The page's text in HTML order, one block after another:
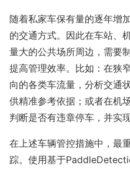
随着私家车保有量的逐年增
的交通方式。因此在车站、
量大的公共场所周边，需要
提高管理效率。比如：在狭
向的各类车流量，分析交通
供精准参考依据；或者在机
判断是否有违章停车，并实
在上述车辆管控措施中，最
踪。使用基于